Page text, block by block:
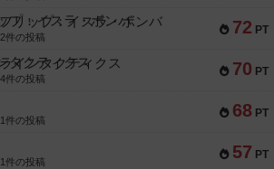
72 PT
リップ：イスラ・ボンバ
2件の投稿
70 PT
インタクティクス
4件の投稿
68 PT
1件の投稿
57 PT
1件の投稿